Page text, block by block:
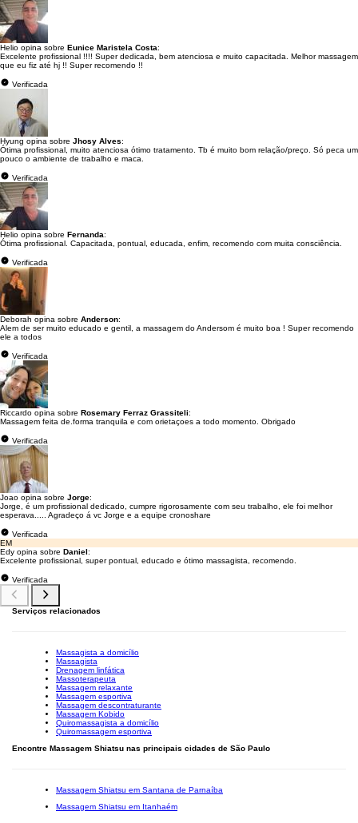
Helio opina sobre Eunice Maristela Costa:
Excelente profissional !!!! Super dedicada, bem atenciosa e muito capacitada. Melhor massagem
que eu fiz até hj !! Super recomendo !!
Verificada
Hyung opina sobre Jhosy Alves:
Ótima profissional, muito atenciosa ótimo tratamento. Tb é muito bom relação/preço. Só peca um
pouco o ambiente de trabalho e maca.
Verificada
Helio opina sobre Fernanda:
Ótima profissional. Capacitada, pontual, educada, enfim, recomendo com muita consciência.
Verificada
Deborah opina sobre Anderson:
Alem de ser muito educado e gentil, a massagem do Andersom é muito boa ! Super recomendo
ele a todos
Verificada
Riccardo opina sobre Rosemary Ferraz Grassiteli:
Massagem feita de.forma tranquila e com orietaçoes a todo momento. Obrigado
Verificada
Joao opina sobre Jorge:
Jorge, é um profissional dedicado, cumpre rigorosamente com seu trabalho, ele foi melhor
esperava..... Agradeço á vc Jorge e a equipe cronoshare
Verificada
EM
Edy opina sobre Daniel:
Excelente profissional, super pontual, educado e ótimo massagista, recomendo.
Verificada
Serviços relacionados
Massagista a domicílio
Massagista
Drenagem linfática
Massoterapeuta
Massagem relaxante
Massagem esportiva
Massagem descontraturante
Massagem Kobido
Quiromassagista a domicílio
Quiromassagem esportiva
Encontre Massagem Shiatsu nas principais cidades de São Paulo
Massagem Shiatsu em Santana de Parnaíba
Massagem Shiatsu em Itanhaém